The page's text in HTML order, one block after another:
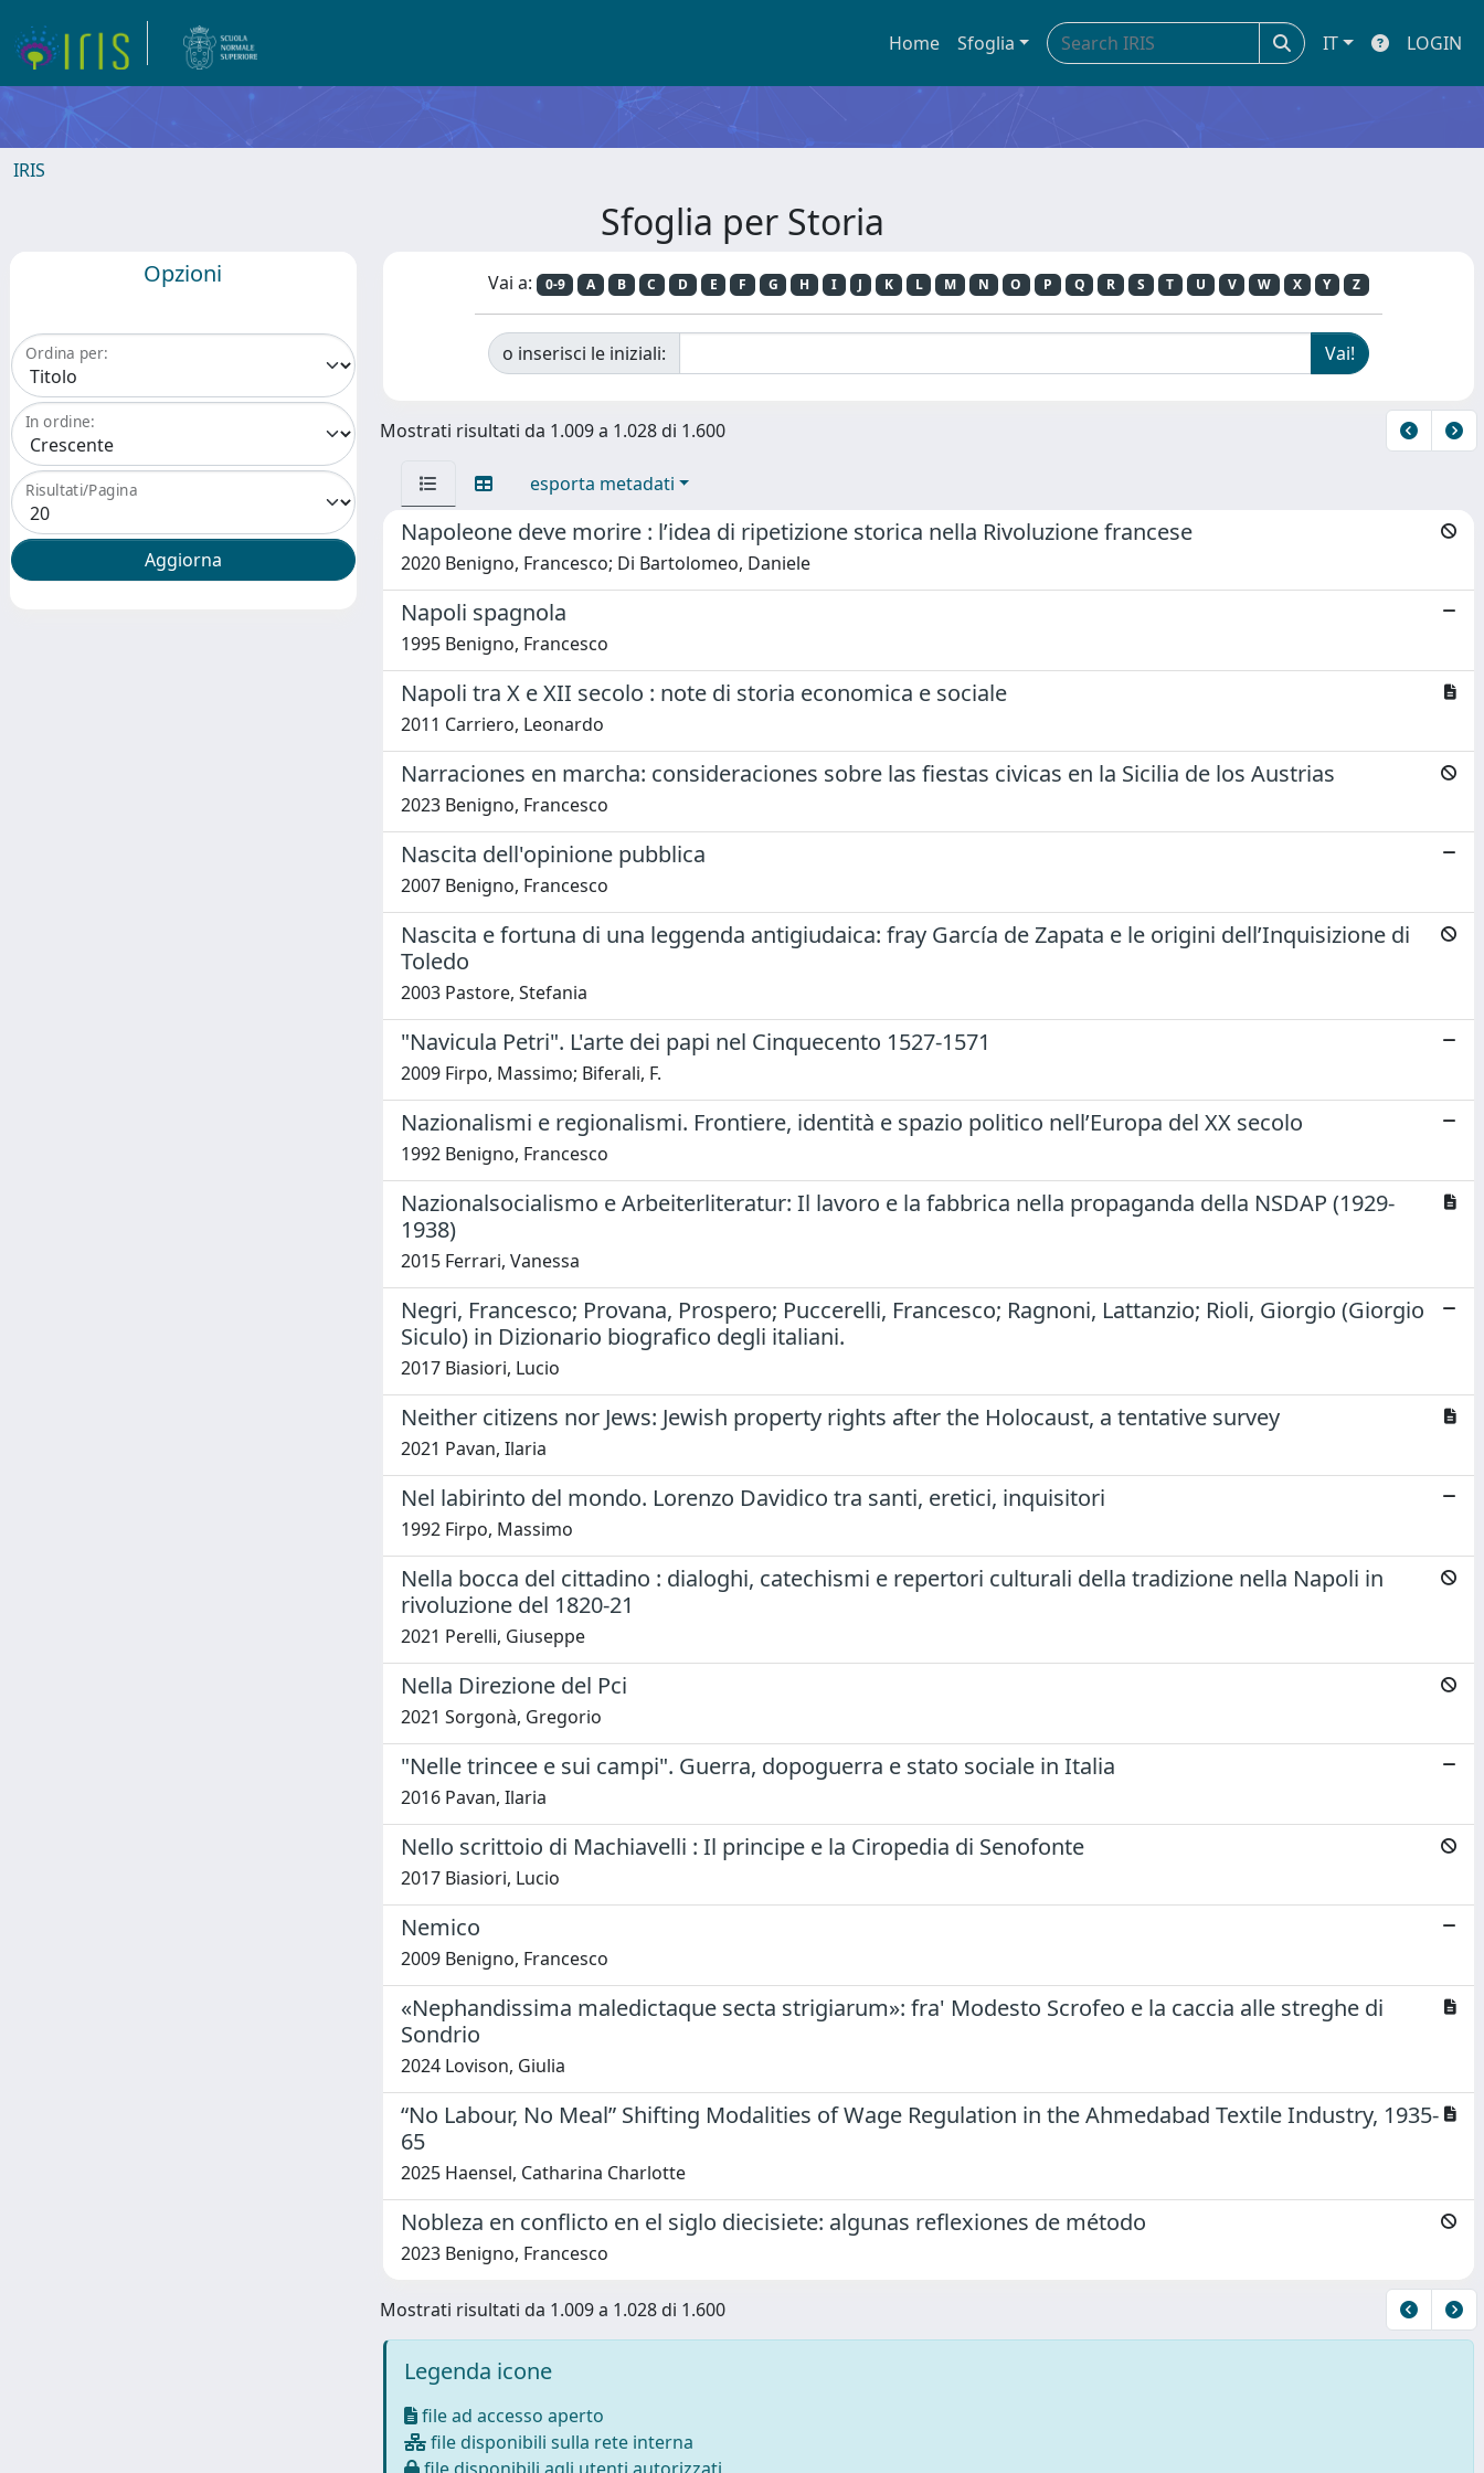
Home Sfoglia IT LOGIN
IRIS
Sfoglia per Storia
Opzioni
Ordina per:
In ordine:
Risultati/Pagina
Vai a: 0-9 A B C D E F G H I J K L M N O P Q R S T U V W X Y Z
o inserisci le iniziali:
Mostrati risultati da 1.009 a 1.028 di 1.600
esporta metadati
Napoleone deve morire : l’idea di ripetizione storica nella Rivoluzione francese
2020 Benigno, Francesco; Di Bartolomeo, Daniele
Napoli spagnola
1995 Benigno, Francesco
Napoli tra X e XII secolo : note di storia economica e sociale
2011 Carriero, Leonardo
Narraciones en marcha: consideraciones sobre las fiestas civicas en la Sicilia de los Austrias
2023 Benigno, Francesco
Nascita dell'opinione pubblica
2007 Benigno, Francesco
Nascita e fortuna di una leggenda antigiudaica: fray García de Zapata e le origini dell’Inquisizione di
Toledo
2003 Pastore, Stefania
"Navicula Petri". L'arte dei papi nel Cinquecento 1527-1571
2009 Firpo, Massimo; Biferali, F.
Nazionalismi e regionalismi. Frontiere, identità e spazio politico nell’Europa del XX secolo
1992 Benigno, Francesco
Nazionalsocialismo e Arbeiterliteratur: Il lavoro e la fabbrica nella propaganda della NSDAP (1929-
1938)
2015 Ferrari, Vanessa
Negri, Francesco; Provana, Prospero; Puccerelli, Francesco; Ragnoni, Lattanzio; Rioli, Giorgio (Giorgio
Siculo) in Dizionario biografico degli italiani.
2017 Biasiori, Lucio
Neither citizens nor Jews: Jewish property rights after the Holocaust, a tentative survey
2021 Pavan, Ilaria
Nel labirinto del mondo. Lorenzo Davidico tra santi, eretici, inquisitori
1992 Firpo, Massimo
Nella bocca del cittadino : dialoghi, catechismi e repertori culturali della tradizione nella Napoli in
rivoluzione del 1820-21
2021 Perelli, Giuseppe
Nella Direzione del Pci
2021 Sorgonà, Gregorio
"Nelle trincee e sui campi". Guerra, dopoguerra e stato sociale in Italia
2016 Pavan, Ilaria
Nello scrittoio di Machiavelli : Il principe e la Ciropedia di Senofonte
2017 Biasiori, Lucio
Nemico
2009 Benigno, Francesco
«Nephandissima maledictaque secta strigiarum»: fra' Modesto Scrofeo e la caccia alle streghe di
Sondrio
2024 Lovison, Giulia
“No Labour, No Meal” Shifting Modalities of Wage Regulation in the Ahmedabad Textile Industry, 1935-
65
2025 Haensel, Catharina Charlotte
Nobleza en conflicto en el siglo diecisiete: algunas reflexiones de método
2023 Benigno, Francesco
Mostrati risultati da 1.009 a 1.028 di 1.600
Legenda icone
file ad accesso aperto
file disponibili sulla rete interna